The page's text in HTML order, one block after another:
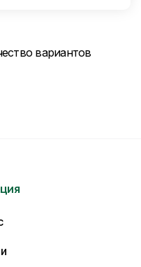
вариантов
и мы ответим